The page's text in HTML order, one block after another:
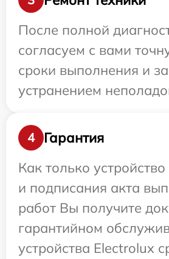
После полной
согласуем с вами
сроки выполнения и
устранением
4
Гарантия
Как только
и подписания акта
работ Вы получите
гарантийном
устройства Electrolux